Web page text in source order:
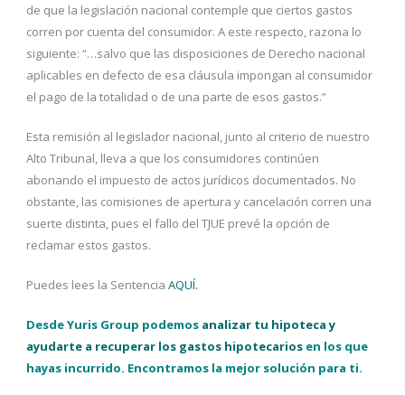
de que la legislación nacional contemple que ciertos gastos
corren por cuenta del consumidor. A este respecto, razona lo
siguiente: “…salvo que las disposiciones de Derecho nacional
aplicables en defecto de esa cláusula impongan al consumidor
el pago de la totalidad o de una parte de esos gastos.”
Esta remisión al legislador nacional, junto al criterio de nuestro
Alto Tribunal, lleva a que los consumidores continúen
abonando el impuesto de actos jurídicos documentados. No
obstante, las comisiones de apertura y cancelación corren una
suerte distinta, pues el fallo del TJUE prevé la opción de
reclamar estos gastos.
Puedes lees la Sentencia AQUÍ.
Desde Yuris Group podemos analizar tu hipoteca y
ayudarte a recuperar los gastos hipotecarios en los que
hayas incurrido. Encontramos la mejor solución para ti.